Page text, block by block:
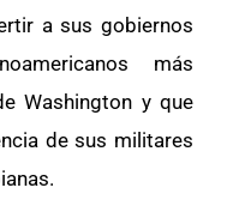
a sus gobiernos
más
Washington y que
de sus militares